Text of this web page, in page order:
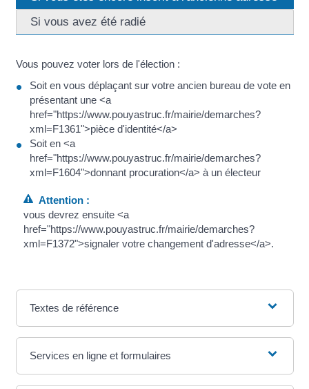
Si vous avez été radié
Vous pouvez voter lors de l'élection :
Soit en vous déplaçant sur votre ancien bureau de vote en
présentant une <a
href="https://www.pouyastruc.fr/mairie/demarches?
xml=F1361">pièce d'identité</a>
Soit en <a
href="https://www.pouyastruc.fr/mairie/demarches?
xml=F1604">donnant procuration</a> à un électeur
Attention :
vous devrez ensuite <a
href="https://www.pouyastruc.fr/mairie/demarches?
xml=F1372">signaler votre changement d'adresse</a>.
Textes de référence
Services en ligne et formulaires